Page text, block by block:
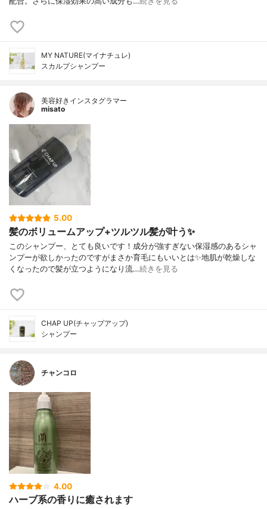
MY NATURE(マイナチュレ)
スカルプシャンプー
美容好きインスタグラマー
misato
5.00
髪のボリュームアップ+ツルツル髪が叶う✨
このシャンプー、とても良いです！成分が強すぎない保湿感のあるシャ
ンプーが欲しかったのですがまさか育毛にもいいとは✨地肌が乾燥しな
くなったので髪が立つようになり流…続きを見る
CHAP UP(チャップアップ)
シャンプー
チャンコロ
4.00
ハーブ系の香りに癒されます